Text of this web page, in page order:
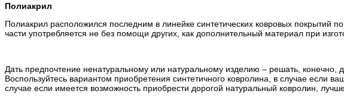
Полиакрил
Полиакрил расположился последним в линейке синтетических ковровых
части употребляется не без помощи других, как дополнительный материал при
Дать предпочтение ненатуральному или натуральному изделию – решать,
Воспользуйтесь вариантом приобретения синтетичного ковролина, в случае если
случае если имеется возможность приобрести дорогой натуральный ковролин,